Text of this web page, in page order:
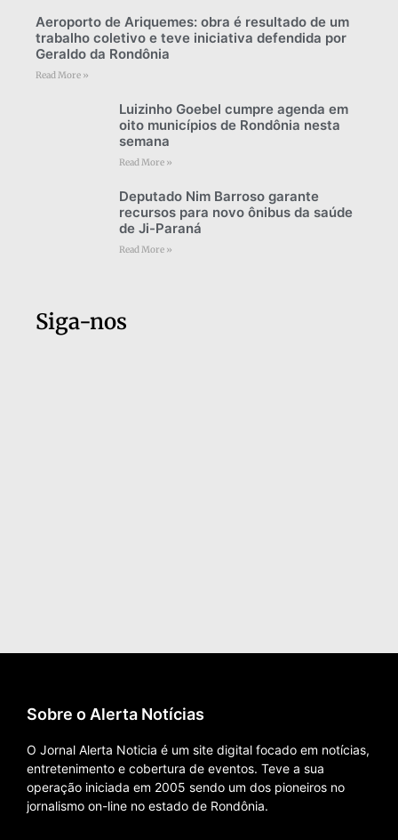
Aeroporto de Ariquemes: obra é resultado de um
trabalho coletivo e teve iniciativa defendida por
Geraldo da Rondônia
Read More »
Luizinho Goebel cumpre agenda em
oito municípios de Rondônia nesta
semana
Read More »
Deputado Nim Barroso garante
recursos para novo ônibus da saúde
de Ji-Paraná
Read More »
Siga-nos
Sobre o Alerta Notícias
O Jornal Alerta Noticia é um site digital focado em notícias,
entretenimento e cobertura de eventos. Teve a sua
operação iniciada em 2005 sendo um dos pioneiros no
jornalismo on-line no estado de Rondônia.